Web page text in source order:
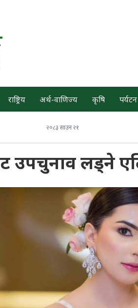
राष्ट्रिय अर्थ-वाणिज्य कृषि पर्यटन
२०८३ साउन २१
उपचुनाव लड्ने